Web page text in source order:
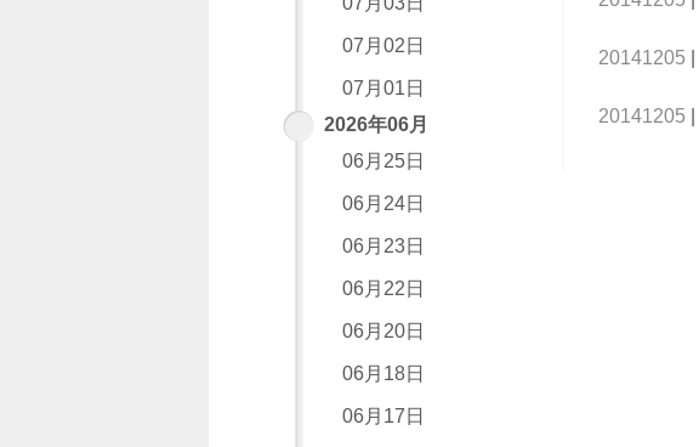
07月02日
07月01日
2026年06月
06月25日
06月24日
06月23日
06月22日
06月20日
06月18日
06月17日
20141205
20141205